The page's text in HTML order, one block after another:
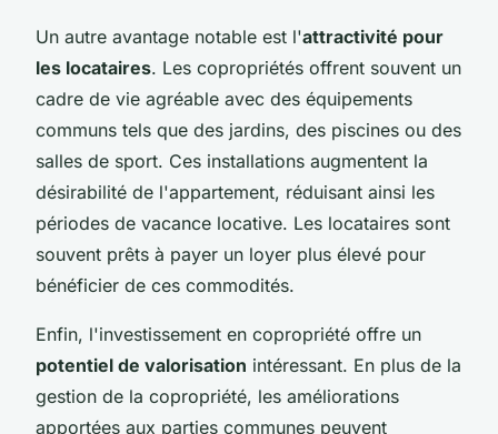
Un autre avantage notable est l'attractivité pour
les locataires. Les copropriétés offrent souvent un
cadre de vie agréable avec des équipements
communs tels que des jardins, des piscines ou des
salles de sport. Ces installations augmentent la
désirabilité de l'appartement, réduisant ainsi les
périodes de vacance locative. Les locataires sont
souvent prêts à payer un loyer plus élevé pour
bénéficier de ces commodités.
Enfin, l'investissement en copropriété offre un
potentiel de valorisation intéressant. En plus de la
gestion de la copropriété, les améliorations
apportées aux parties communes peuvent